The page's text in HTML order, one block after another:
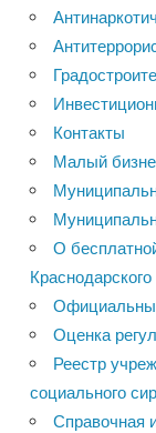
Контакты
Малый
О
Краснодарского
Оценка
Реестр
социального
Справочная